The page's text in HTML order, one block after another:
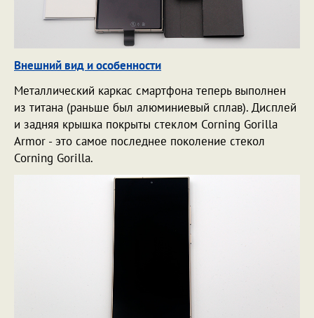
Внешний вид и особенности
Металлический каркас смартфона теперь выполнен
из титана (раньше был алюминиевый сплав). Дисплей
и задняя крышка покрыты стеклом Corning Gorilla
Armor - это самое последнее поколение стекол
Corning Gorilla.